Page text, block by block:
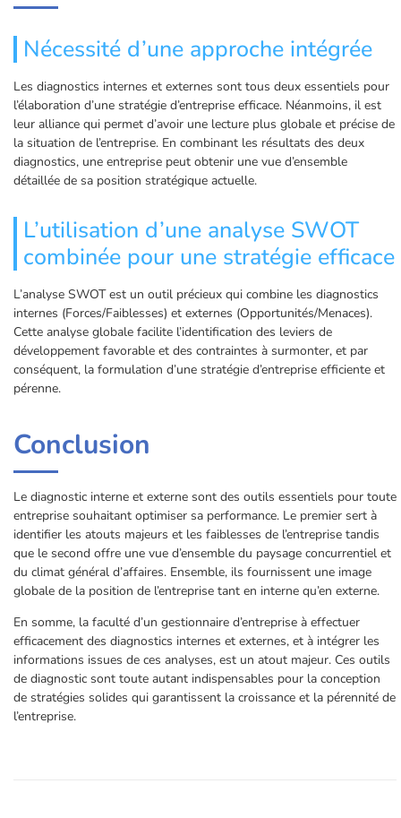
Nécessité d’une approche intégrée
Les diagnostics internes et externes sont tous deux essentiels pour
l’élaboration d’une stratégie d’entreprise efficace. Néanmoins, il est
leur alliance qui permet d’avoir une lecture plus globale et précise de
la situation de l’entreprise. En combinant les résultats des deux
diagnostics, une entreprise peut obtenir une vue d’ensemble
détaillée de sa position stratégique actuelle.
L’utilisation d’une analyse SWOT
combinée pour une stratégie efficace
L’analyse SWOT est un outil précieux qui combine les diagnostics
internes (Forces/Faiblesses) et externes (Opportunités/Menaces).
Cette analyse globale facilite l’identification des leviers de
développement favorable et des contraintes à surmonter, et par
conséquent, la formulation d’une stratégie d’entreprise efficiente et
pérenne.
Conclusion
Le diagnostic interne et externe sont des outils essentiels pour toute
entreprise souhaitant optimiser sa performance. Le premier sert à
identifier les atouts majeurs et les faiblesses de l’entreprise tandis
que le second offre une vue d’ensemble du paysage concurrentiel et
du climat général d’affaires. Ensemble, ils fournissent une image
globale de la position de l’entreprise tant en interne qu’en externe.
En somme, la faculté d’un gestionnaire d’entreprise à effectuer
efficacement des diagnostics internes et externes, et à intégrer les
informations issues de ces analyses, est un atout majeur. Ces outils
de diagnostic sont toute autant indispensables pour la conception
de stratégies solides qui garantissent la croissance et la pérennité de
l’entreprise.